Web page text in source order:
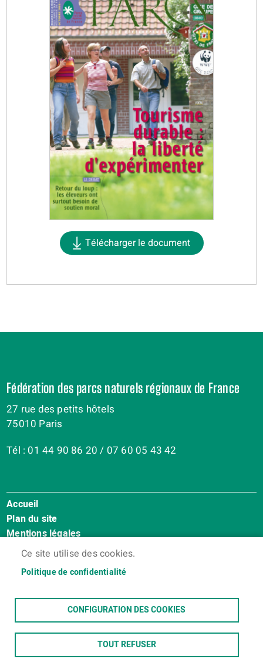
Télécharger le document
Ce site utilise des cookies.
Politique de confidentialité
CONFIGURATION DES COOKIES
TOUT REFUSER
Fédération des parcs naturels régionaux de France
27 rue des petits hôtels
75010 Paris
Tél : 01 44 90 86 20 / 07 60 05 43 42
Menu
Pied
de
page
Accueil
Plan du site
Mentions légales
Accessibilité : Non conforme
Contact